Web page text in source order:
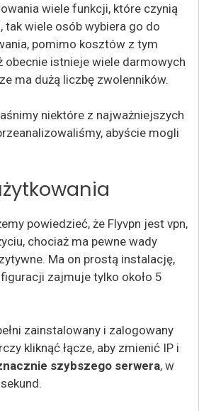
wiele funkcji, które czynią
, tak wiele osób wybiera go do
pomimo kosztów z tym
obecnie istnieje wiele darmowych
ma dużą liczbę zwolenników.
niektóre z najważniejszych
abyście mogli
powiedzieć, że Flyvpn jest vpn,
chociaż ma pewne wady
Ma on prostą instalację,
zajmuje tylko około 5
zainstalowany i zalogowany
kliknąć łącze, aby zmienić IP i
szybszego serwera, w